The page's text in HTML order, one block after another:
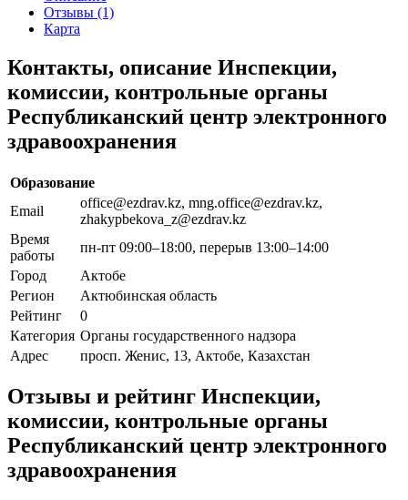
Отзывы (1)
Карта
Контакты, описание Инспекции,
комиссии, контрольные органы
Республиканский центр электронного
здравоохранения
Образование
Email
office@ezdrav.kz, mng.office@ezdrav.kz,
zhakypbekova_z@ezdrav.kz
Время
работы
пн-пт 09:00–18:00, перерыв 13:00–14:00
Город
Актобе
Регион
Актюбинская область
Рейтинг
0
Категория Органы государственного надзора
Адрес
просп. Женис, 13, Актобе, Казахстан
Отзывы и рейтинг Инспекции,
комиссии, контрольные органы
Республиканский центр электронного
здравоохранения